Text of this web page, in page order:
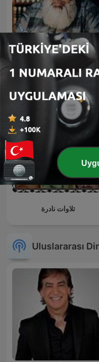
Timurtaş Uçar — Vaaz
تلاوات نادرة
Uluslararası